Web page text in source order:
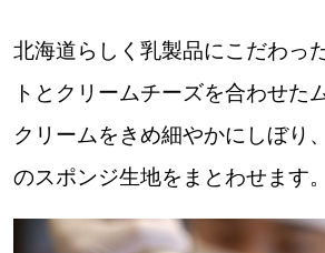
北海道らしく乳製品にこだわっ
トとクリームチーズを合わせた
クリームをきめ細やかにしぼり
のスポンジ生地をまとわせます。